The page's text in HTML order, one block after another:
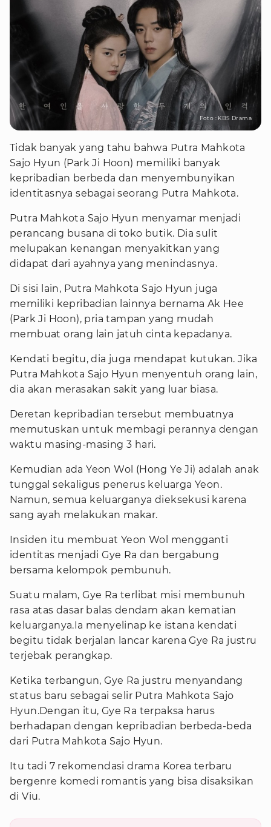
Foto : KBS Drama
Tidak banyak yang tahu bahwa Putra Mahkota
Sajo Hyun (Park Ji Hoon) memiliki banyak
kepribadian berbeda dan menyembunyikan
identitasnya sebagai seorang Putra Mahkota.
Putra Mahkota Sajo Hyun menyamar menjadi
perancang busana di toko butik. Dia sulit
melupakan kenangan menyakitkan yang
didapat dari ayahnya yang menindasnya.
Di sisi lain, Putra Mahkota Sajo Hyun juga
memiliki kepribadian lainnya bernama Ak Hee
(Park Ji Hoon), pria tampan yang mudah
membuat orang lain jatuh cinta kepadanya.
Kendati begitu, dia juga mendapat kutukan. Jika
Putra Mahkota Sajo Hyun menyentuh orang lain,
dia akan merasakan sakit yang luar biasa.
Deretan kepribadian tersebut membuatnya
memutuskan untuk membagi perannya dengan
waktu masing-masing 3 hari.
Kemudian ada Yeon Wol (Hong Ye Ji) adalah anak
tunggal sekaligus penerus keluarga Yeon.
Namun, semua keluarganya dieksekusi karena
sang ayah melakukan makar.
Insiden itu membuat Yeon Wol mengganti
identitas menjadi Gye Ra dan bergabung
bersama kelompok pembunuh.
Suatu malam, Gye Ra terlibat misi membunuh
rasa atas dasar balas dendam akan kematian
keluarganya.Ia menyelinap ke istana kendati
begitu tidak berjalan lancar karena Gye Ra justru
terjebak perangkap.
Ketika terbangun, Gye Ra justru menyandang
status baru sebagai selir Putra Mahkota Sajo
Hyun.Dengan itu, Gye Ra terpaksa harus
berhadapan dengan kepribadian berbeda-beda
dari Putra Mahkota Sajo Hyun.
Itu tadi 7 rekomendasi drama Korea terbaru
bergenre komedi romantis yang bisa disaksikan
di Viu.